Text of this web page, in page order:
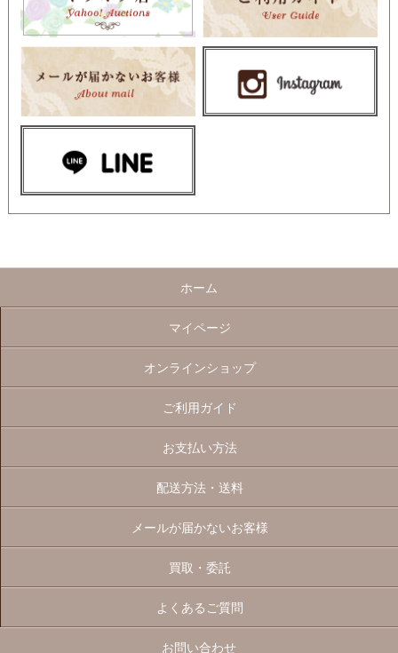
ホーム
マイページ
オンラインショップ
ご利用ガイド
お支払い方法
配送方法・送料
メールが届かないお客様
買取・委託
よくあるご質問
お問い合わせ